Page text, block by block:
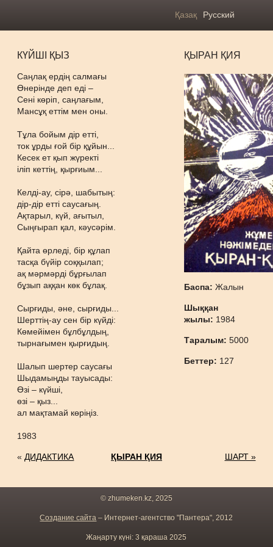
Қазақ Русский
КҮЙШІ ҚЫЗ
Саңлақ ердің салмағы
Өнерінде деп еді –
Сені көріп, саңлағым,
Мансұқ еттім мен оны.
Тұла бойым дір етті,
ток ұрды ғой бір құйын...
Кесек ет қып жүректі
іліп кеттің, қырғиым...
Келді-ау, сірә, шабытың:
дір-дір етті саусағың.
Ақтарыл, күй, ағытыл,
Сыңғырап қал, кәусәрім.
Қайта өрледі, бір құлап
тасқа бүйір соққылап;
ақ мәрмәрді бұрғылап
бұзып аққан көк бұлақ.
Сырғиды, әне, сырғиды...
Шерттің-ау сен бір күйді:
Көмейімен бұлбұлдың,
тырнағымен қырғидың.
Шалып шертер саусағы
Шыдамыңды тауысады:
Өзі – күйші,
өзі – қыз...
ал мақтамай көріңіз.
1983
ҚЫРАН ҚИЯ
Баспа:Жалын
Шыққан
жылы: 1984
Таралым:5000
Беттер: 127
« ДИДАКТИКА ҚЫРАН ҚИЯ ШАРТ »
© zhumeken.kz, 2025
Создание сайта – Интернет-агентство "Пантера", 2012
Жаңарту күні: 3 қараша 2025